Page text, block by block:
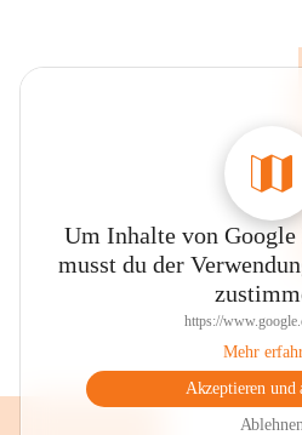
Um Inhalte von Google
musst du der
https://
Mehr
Akzeptieren und